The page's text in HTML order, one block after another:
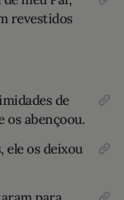
revestidos
de
os abençoou.
ele os deixou